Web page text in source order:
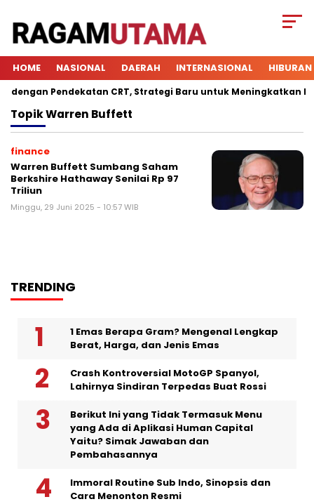
HOME NASIONAL DAERAH INTERNASIONAL HIBURAN
Pendekatan CRT, Strategi Baru untuk Meningkatkan
TopikWarren Buffett
finance
Warren Buffett Sumbang Saham
Berkshire Hathaway Senilai Rp 97
Triliun
Minggu, 29 Juni 2025 - 10:57 WIB
TRENDING
1 Emas Berapa Gram? Mengenal Lengkap
Berat, Harga, dan Jenis Emas
Crash Kontroversial MotoGP Spanyol,
Lahirnya Sindiran Terpedas Buat Rossi
Berikut Ini yang Tidak Termasuk Menu
yang Ada di Aplikasi Human Capital
Yaitu? Simak Jawaban dan
Pembahasannya
Immoral Routine Sub Indo, Sinopsis dan
Cara Menonton Resmi